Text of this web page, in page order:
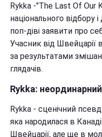
Rykka -"The Last Of Our
національного
поп-діві заявити про
Учасник від Швейцарії
за результатами
глядачів.
Rykka:
Rykka - сценічний
яка народилася в
Швейцарії, але ще в